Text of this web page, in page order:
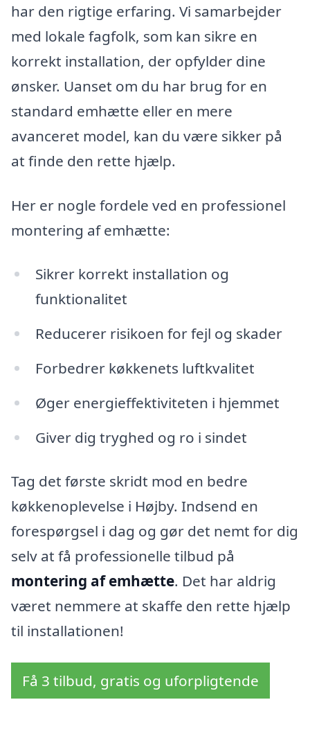
har den rigtige erfaring. Vi samarbejder
med lokale fagfolk, som kan sikre en
korrekt installation, der opfylder dine
ønsker. Uanset om du har brug for en
standard emhætte eller en mere
avanceret model, kan du være sikker på
at finde den rette hjælp.
Her er nogle fordele ved en professionel
montering af emhætte:
Sikrer korrekt installation og
funktionalitet
Reducerer risikoen for fejl og skader
Forbedrer køkkenets luftkvalitet
Øger energieffektiviteten i hjemmet
Giver dig tryghed og ro i sindet
Tag det første skridt mod en bedre
køkkenoplevelse i Højby. Indsend en
forespørgsel i dag og gør det nemt for dig
selv at få professionelle tilbud på
montering af emhætte. Det har aldrig
været nemmere at skaffe den rette hjælp
til installationen!
Få 3 tilbud, gratis og uforpligtende